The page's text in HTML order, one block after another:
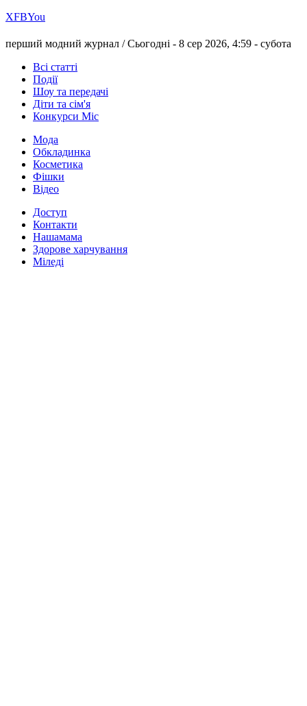
ХFBYou
перший модний журнал /Сьогодні - 8 сер 2026, 4:59 - субота
Всі статті
Події
Шоу та передачі
Діти та сім'я
Конкурси Міс
Мода
Обкладинка
Косметика
Фішки
Відео
Доступ
Контакти
Нашамама
Здорове харчування
Міледі